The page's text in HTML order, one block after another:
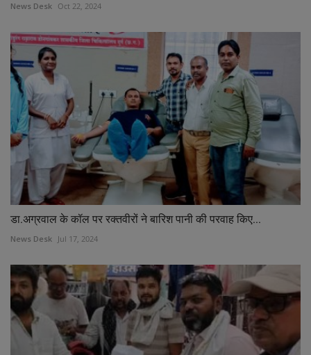
News Desk Oct 22, 2024
डा.अग्रवाल के कॉल पर रक्तवीरों ने बारिश पानी की परवाह किए...
News Desk Jul 17, 2024